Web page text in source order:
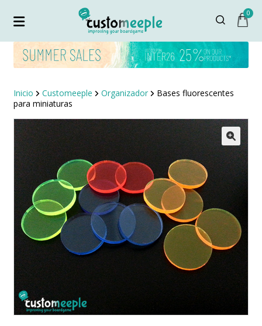
0
Inicio Customeeple Organizador
Bases fluorescentes
para miniaturas